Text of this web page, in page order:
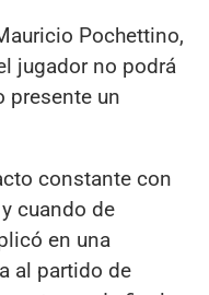
Pochettino,
jugador no podrá
presente un
constante con
cuando de
en una
al partido de